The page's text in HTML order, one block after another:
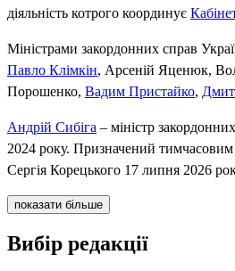
діяльність котрого координує
Міністрами закордонних справ
Павло Клімкін, Арсеній Яценюк,
Порошенко, Вадим Пристайко,
Андрій Сибіга – міністр
2024 року. Призначений
Сергія Корецького 17 липня 2026
показати більше
Вибір редакції